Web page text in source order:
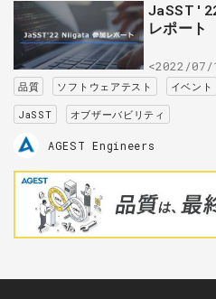
レポート
<2022/07/
品質 ソフトウェアテスト イベント
JaSST オブザーバビリティ
AGEST Engineers